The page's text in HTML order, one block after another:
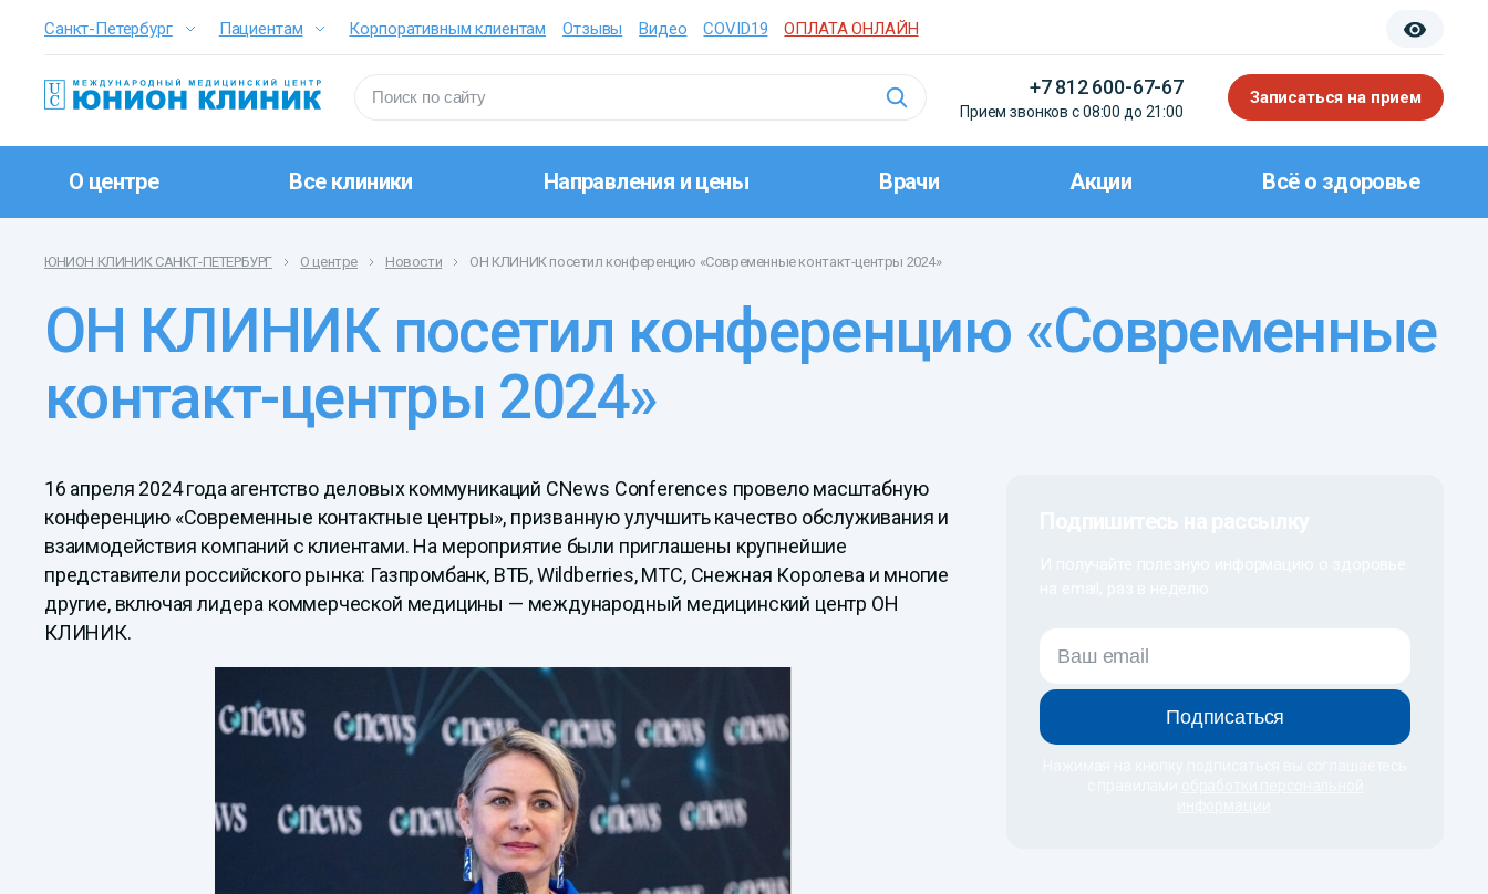
Санкт-Петербург Пациентам Корпоративным клиентам Отзывы Видео COVID19 ОПЛАТА ОНЛАЙН
+7 812 600-67-67
Прием звонков с 08:00 до 21:00
Записаться на прием
О центре Все клиники Направления и цены Врачи Акции Всё о здоровье
ЮНИОН КЛИНИК САНКТ-ПЕТЕРБУРГ О центре Новости ОН КЛИНИК посетил конференцию «Современные контакт-центры 2024»
ОН КЛИНИК посетил конференцию «Современные
контакт-центры 2024»
16 апреля 2024 года агентство деловых коммуникаций CNews Conferences провело масштабную
конференцию «Современные контактные центры», призванную улучшить качество обслуживания и
взаимодействия компаний с клиентами. На мероприятие были приглашены крупнейшие
представители российского рынка: Газпромбанк, ВТБ, Wildberries, МТС, Снежная Королева и многие
другие, включая лидера коммерческой медицины — международный медицинский центр ОН
КЛИНИК.
Подписаться